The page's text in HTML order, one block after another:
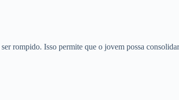
rompido. Isso permite que o jovem possa